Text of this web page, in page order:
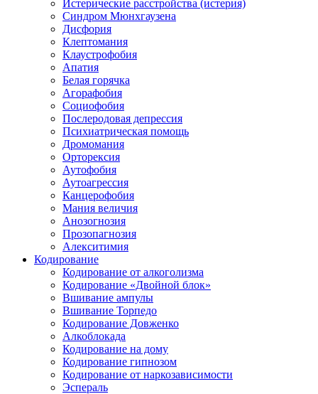
Истерические расстройства (истерия)
Синдром Мюнхгаузена
Дисфория
Клептомания
Клаустрофобия
Апатия
Белая горячка
Агорафобия
Социофобия
Послеродовая депрессия
Психиатрическая помощь
Дромомания
Орторексия
Аутофобия
Аутоагрессия
Канцерофобия
Мания величия
Анозогнозия
Прозопагнозия
Алекситимия
Кодирование
Кодирование от алкоголизма
Кодирование «Двойной блок»
Вшивание ампулы
Вшивание Торпедо
Кодирование Довженко
Алкоблокада
Кодирование на дому
Кодирование гипнозом
Кодирование от наркозависимости
Эспераль